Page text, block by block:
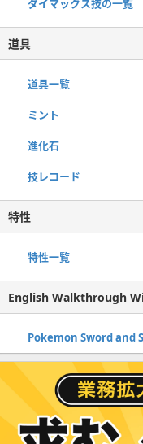
ダイマックス技の一覧
道具
道具一覧
ミント
進化石
技レコード
特性
特性一覧
English Walkthrough
Pokemon Sword and